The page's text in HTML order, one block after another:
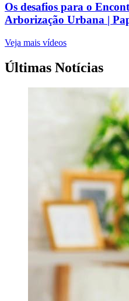
Os desafios para o
Arborização Urbana |
Veja mais vídeos
Últimas Notícias